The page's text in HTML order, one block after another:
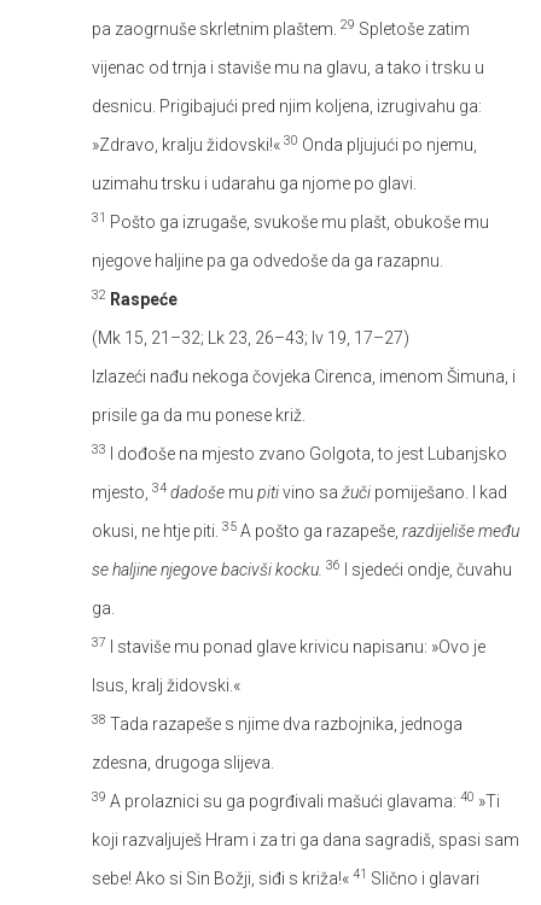
pa zaogrnuše skrletnim plaštem. 29 Spletoše zatim
vijenac od trnja i staviše mu na glavu, a tako i trsku u
desnicu. Prigibajući pred njim koljena, izrugivahu ga:
»Zdravo, kralju židovski!« 30 Onda pljujući po njemu,
uzimahu trsku i udarahu ga njome po glavi.
31 Pošto ga izrugaše, svukoše mu plašt, obukoše mu
njegove haljine pa ga odvedoše da ga razapnu.
32 Raspeće
(Mk 15, 21–32; Lk 23, 26–43; Iv 19, 17–27)
Izlazeći nađu nekoga čovjeka Cirenca, imenom Šimuna, i
prisile ga da mu ponese križ.
33
I dođoše na mjesto zvano Golgota, to jest Lubanjsko
mjesto, 34 dadoše mu pitivino sa žuči pomiješano. I kad
okusi, ne htje piti. 35 A pošto ga razapeše, razdijeliše među
se haljine njegove bacivši kocku. 36
I sjedeći ondje, čuvahu
ga.
37
I staviše mu ponad glave krivicu napisanu: »Ovo je
Isus, kralj židovski.«
38 Tada razapeše s njime dva razbojnika, jednoga
zdesna, drugoga slijeva.
39 A prolaznici su ga pogrđivali mašući glavama: 40 »Ti
koji razvaljuješ Hram i za tri ga dana sagradiš, spasi sam
sebe! Ako si Sin Božji, siđi s križa!« 41 Slično i glavari